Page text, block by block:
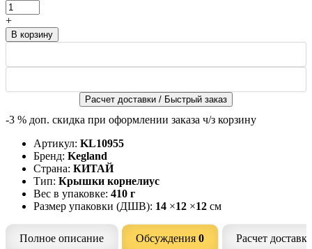
+
Расчет доставки / Быстрый заказ
-3 % доп. скидка при оформлении заказа ч/з корзину
Артикул: KL10955
Бренд: Kegland
Страна: КИТАЙ
Тип: Крышки корнелиус
Вес в упаковке: 410 г
Размер упаковки (ДШВ): 14 ×12 ×12 см
Полное описание Обсуждения 0 Расчет